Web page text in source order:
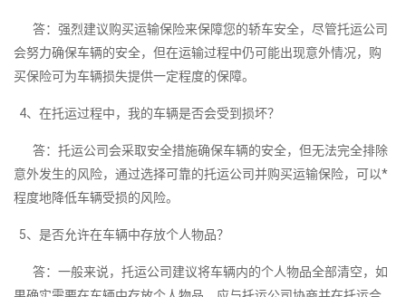
答：强烈建议购买运输保险来保障您的轿车安全，尽管托运公司
会努力确保车辆的安全，但在运输过程中仍可能出现意外情况，购
买保险可为车辆损失提供一定程度的保障。
4、在托运过程中，我的车辆是否会受到损坏？
答：托运公司会采取安全措施确保车辆的安全，但无法完全排除
意外发生的风险，通过选择可靠的托运公司并购买运输保险，可以*
程度地降低车辆受损的风险。
5、是否允许在车辆中存放个人物品？
答：一般来说，托运公司建议将车辆内的个人物品全部清空，如